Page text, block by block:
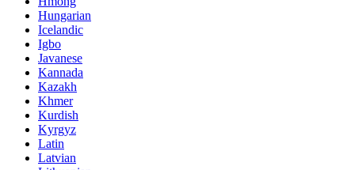
Hungarian
Icelandic
Igbo
Javanese
Kannada
Kazakh
Khmer
Kurdish
Kyrgyz
Latin
Latvian